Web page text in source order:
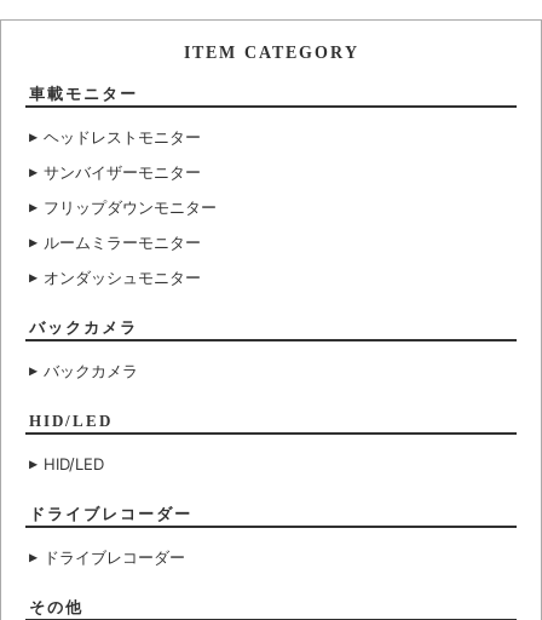
ITEM CATEGORY
車載モニター
ヘッドレストモニター
サンバイザーモニター
フリップダウンモニター
ルームミラーモニター
オンダッシュモニター
バックカメラ
バックカメラ
HID/LED
HID/LED
ドライブレコーダー
ドライブレコーダー
その他